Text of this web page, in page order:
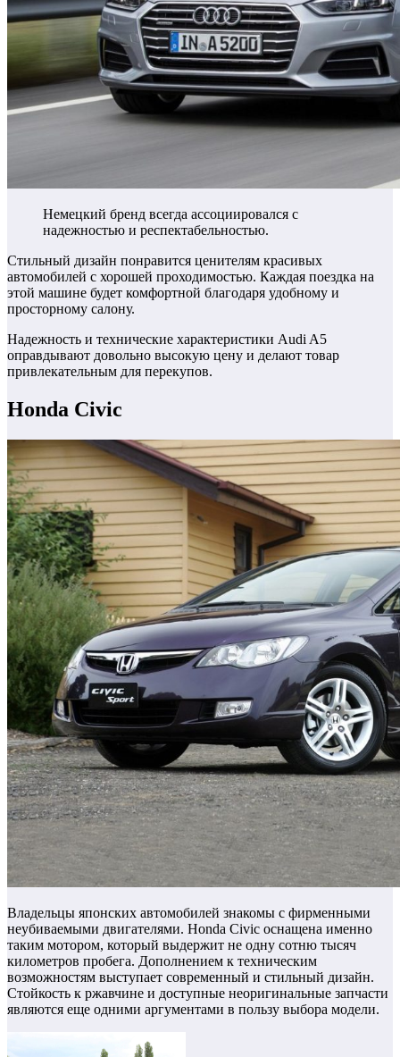
Немецкий бренд всегда ассоциировался с
надежностью и респектабельностью.
Стильный дизайн понравится ценителям красивых
автомобилей с хорошей проходимостью. Каждая поездка на
этой машине будет комфортной благодаря удобному и
просторному салону.
Надежность и технические характеристики Audi A5
оправдывают довольно высокую цену и делают товар
привлекательным для перекупов.
Honda Civic
Владельцы японских автомобилей знакомы с фирменными
неубиваемыми двигателями. Honda Civic оснащена именно
таким мотором, который выдержит не одну сотню тысяч
километров пробега. Дополнением к техническим
возможностям выступает современный и стильный дизайн.
Стойкость к ржавчине и доступные неоригинальные запчасти
являются еще одними аргументами в пользу выбора модели.